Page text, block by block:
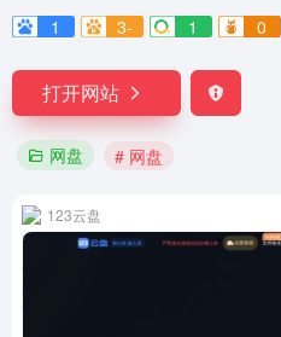
1
3- 1 0
打开网站
网盘 # 网盘
123云盘